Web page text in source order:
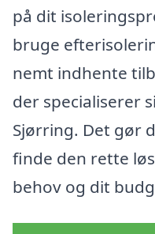
på dit
bruge
nemt indhente
der specialiserer
Sjørring. Det gør
finde den rette
behov og dit